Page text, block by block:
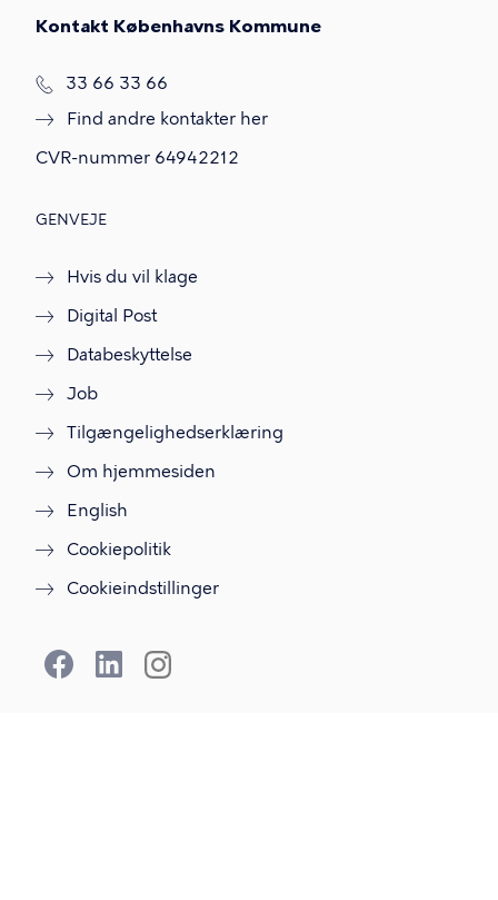
Kontakt Københavns Kommune
T
f
33 66 33 66
Find andre kontakter her
CVR-nummer 64942212
GENVEJE
Hvis du vil klage
Digital Post
Databeskyttelse
Job
Tilgængelighedserklæring
Om hjemmesiden
English
Cookiepolitik
Cookieindstillinger